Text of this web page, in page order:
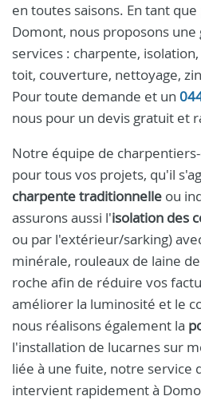
en toutes saisons. En tant
Domont, nous proposons
services : charpente,
toit, couverture, nettoyage,
Pour toute demande et un
nous pour un devis gratuit et
Notre équipe de
pour tous vos projets, qu'il
charpente traditionnelle ou
assurons aussi l'isolation des
ou par l'extérieur/sarking)
minérale, rouleaux de laine
roche afin de réduire vos
améliorer la luminosité et le
nous réalisons également la
l'installation de lucarnes sur
liée à une fuite, notre service
intervient rapidement à